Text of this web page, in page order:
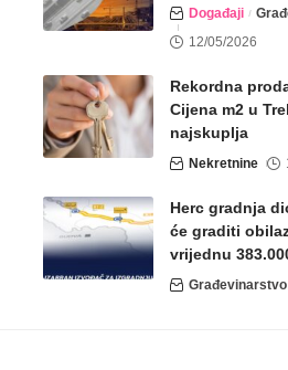
Događaji
12/05/2026
Rekordna
Cijena m2 u
najskuplja
Nekretnine
Herc gradnja
će graditi
vrijednu
Građevinarstvo